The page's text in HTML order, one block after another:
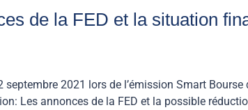
de la FED et la situation
2021 lors de l’émission Smart
Les annonces de la FED et la possible